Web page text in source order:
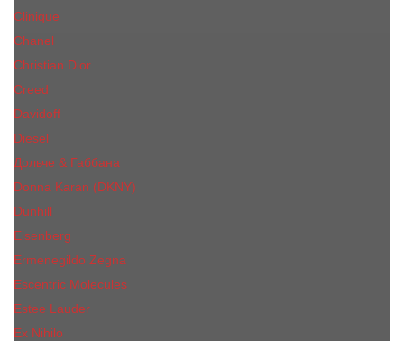
Сliniquе
Chanel
Christian Dior
Creed
Davidoff
Diesel
Дольче & Габбана
Donna Karan (DKNY)
Dunhill
Eisenberg
Ermenegildo Zegna
Escentric Molecules
Еsteе Lаudеr
Ex Nihilo